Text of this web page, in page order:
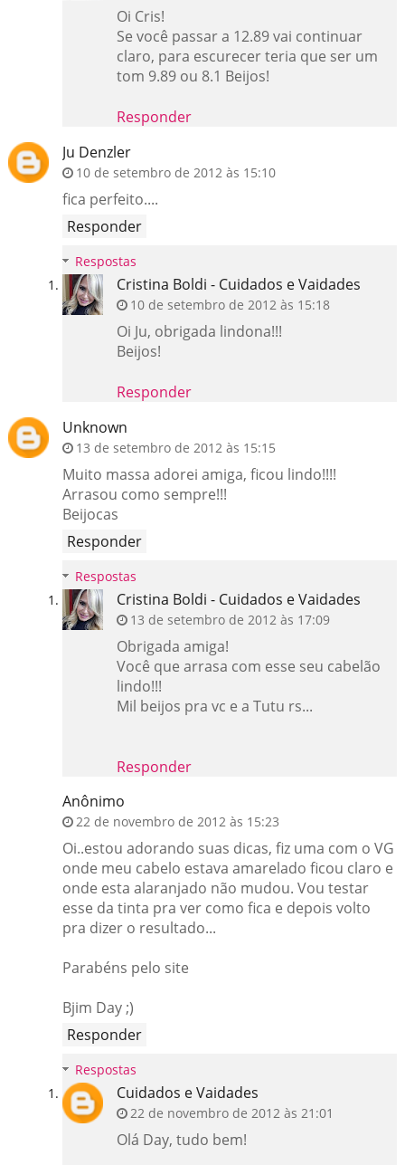
Oi Cris!
Se você passar a 12.89 vai continuar
claro, para escurecer teria que ser um
tom 9.89 ou 8.1 Beijos!
Responder
Ju Denzler
10 de setembro de 2012 às 15:10
fica perfeito....
Responder
Respostas
Cristina Boldi - Cuidados e Vaidades
10 de setembro de 2012 às 15:18
Oi Ju, obrigada lindona!!!
Beijos!
Responder
Unknown
13 de setembro de 2012 às 15:15
Muito massa adorei amiga, ficou lindo!!!!
Arrasou como sempre!!!
Beijocas
Responder
Respostas
Cristina Boldi - Cuidados e Vaidades
13 de setembro de 2012 às 17:09
Obrigada amiga!
Você que arrasa com esse seu cabelão
lindo!!!
Mil beijos pra vc e a Tutu rs...
Responder
Anônimo
22 de novembro de 2012 às 15:23
Oi..estou adorando suas dicas, fiz uma com o VG
onde meu cabelo estava amarelado ficou claro e
onde esta alaranjado não mudou. Vou testar
esse da tinta pra ver como fica e depois volto
pra dizer o resultado...
Parabéns pelo site
Bjim Day ;)
Responder
Respostas
Cuidados e Vaidades
22 de novembro de 2012 às 21:01
Olá Day, tudo bem!